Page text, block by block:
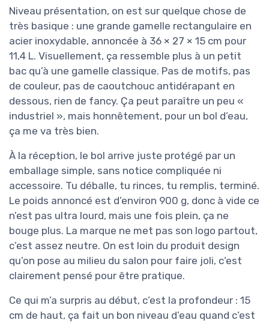
Niveau présentation, on est sur quelque chose de
très basique : une grande gamelle rectangulaire en
acier inoxydable, annoncée à 36 × 27 × 15 cm pour
11,4 L. Visuellement, ça ressemble plus à un petit
bac qu’à une gamelle classique. Pas de motifs, pas
de couleur, pas de caoutchouc antidérapant en
dessous, rien de fancy. Ça peut paraître un peu «
industriel », mais honnêtement, pour un bol d’eau,
ça me va très bien.
À la réception, le bol arrive juste protégé par un
emballage simple, sans notice compliquée ni
accessoire. Tu déballe, tu rinces, tu remplis, terminé.
Le poids annoncé est d’environ 900 g, donc à vide ce
n’est pas ultra lourd, mais une fois plein, ça ne
bouge plus. La marque ne met pas son logo partout,
c’est assez neutre. On est loin du produit design
qu’on pose au milieu du salon pour faire joli, c’est
clairement pensé pour être pratique.
Ce qui m’a surpris au début, c’est la profondeur : 15
cm de haut, ça fait un bon niveau d’eau quand c’est